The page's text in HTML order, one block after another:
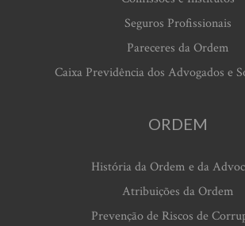
Seguros Profissionais
Pareceres da Ordem
Caixa Previdência dos Advogados e
ORDEM
História da Ordem e da
Atribuições da Ordem
Prevenção de Riscos de